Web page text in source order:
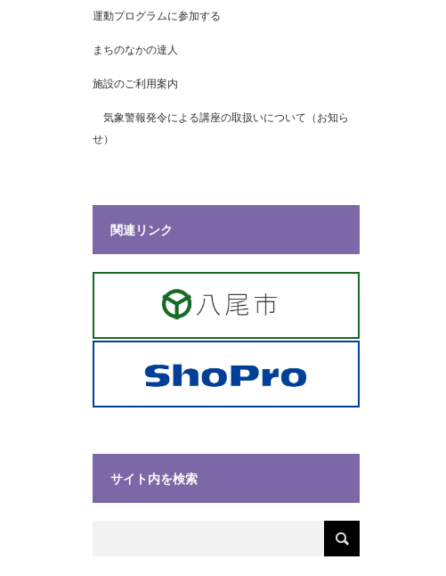
運動プログラムに参加する
まちのなかの達人
施設のご利用案内
気象警報発令による講座の取扱いについて（お知ら
せ）
関連リンク
サイト内を検索